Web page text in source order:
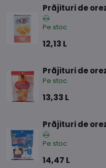
Prăjituri de
Pe stoc
12,13 L
Prăjituri de
Pe stoc
13,33 L
Prăjituri de
Pe stoc
14,47 L